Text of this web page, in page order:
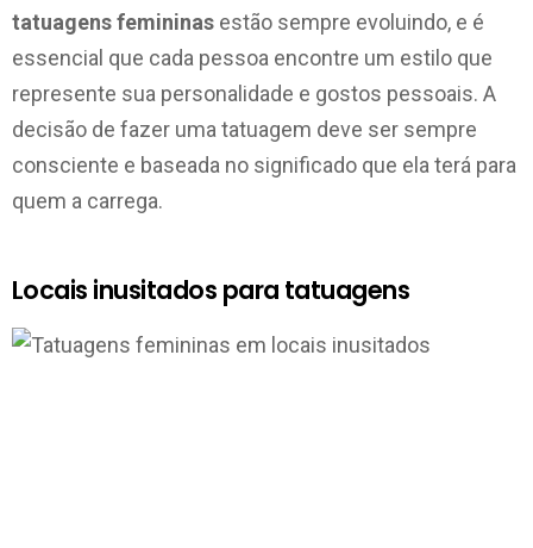
tatuagens femininas estão sempre evoluindo, e é
essencial que cada pessoa encontre um estilo que
represente sua personalidade e gostos pessoais. A
decisão de fazer uma tatuagem deve ser sempre
consciente e baseada no significado que ela terá para
quem a carrega.
Locais inusitados para tatuagens